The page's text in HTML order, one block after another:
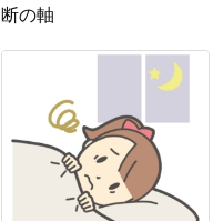
断の軸